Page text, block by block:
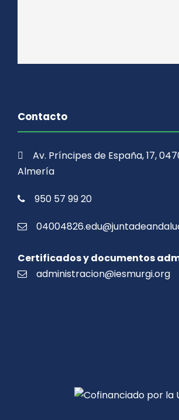
Contacto
Av. Príncipes de España, 17,
Almería
950 57 99 20
Certificados y documentos
administracion@iesmurgi.org